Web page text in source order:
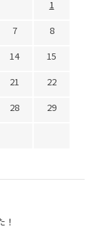
1
7
8
14
15
21
22
28
29
！